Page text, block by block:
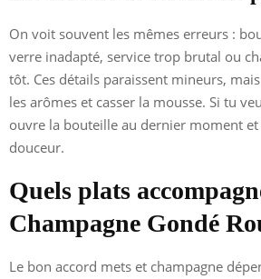
On voit souvent les mêmes erreurs :
verre inadapté, service trop brutal ou
tôt. Ces détails paraissent mineurs,
les arômes et casser la mousse. Si tu
ouvre la bouteille au dernier moment
douceur.
Quels plats
Champagne Gondé
Le bon accord mets et champagne